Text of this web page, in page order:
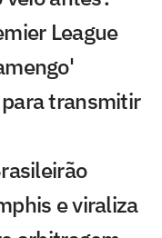
League
transmitir
e viraliza